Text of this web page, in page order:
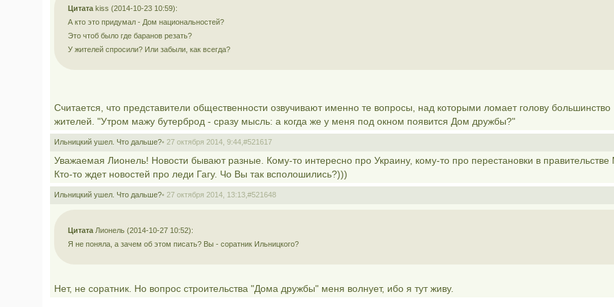
Цитата kiss (2014-10-23 10:59):
А кто это придумал - Дом национальностей?
Это чтоб было где баранов резать?
У жителей спросили? Или забыли, как всегда?
Считается, что представители общественности озвучивают именно те вопросы, над которыми ломает голову большинство
жителей. "Утром мажу бутерброд - сразу мысль: а когда же у меня под окном появится Дом дружбы?"
Ильницкий ушел. Что дальше?• 27 октября 2014, 9:44, #521617
Уважаемая Лионель! Новости бывают разные. Кому-то интересно про Украину, кому-то про перестановки в
Кто-то ждет новостей про леди Гагу. Чо Вы так всполошились?)))
Ильницкий ушел. Что дальше?• 27 октября 2014, 13:13, #521648
Цитата Лионель (2014-10-27 10:52):
Я не поняла, а зачем об этом писать? Вы - соратник Ильницкого?
Нет, не соратник. Но вопрос строительства "Дома дружбы" меня волнует, ибо я тут живу.